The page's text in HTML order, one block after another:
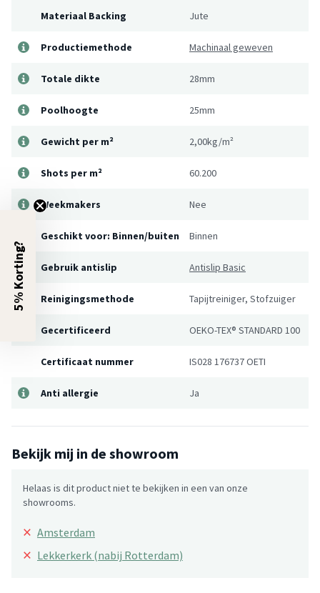
Materiaal Backing Jute
Productiemethode Machinaal geweven
Totale dikte 28mm
Poolhoogte 25mm
Gewicht per m² 2,00kg/m²
Shots per m² 60.200
Weekmakers Nee
Geschikt voor: Binnen/buiten Binnen
Gebruik antislip Antislip Basic
Reinigingsmethode Tapijtreiniger, Stofzuiger
Gecertificeerd OEKO-TEX® STANDARD 100
Certificaat nummer IS028 176737 OETI
Anti allergie Ja
Bekijk mij in de showroom
Helaas is dit product niet te bekijken in een van onze
showrooms.
× Amsterdam
× Lekkerkerk (nabij Rotterdam)
5% Korting?